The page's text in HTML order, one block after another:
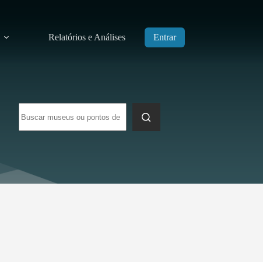
Relatórios e Análises Entrar
resultados